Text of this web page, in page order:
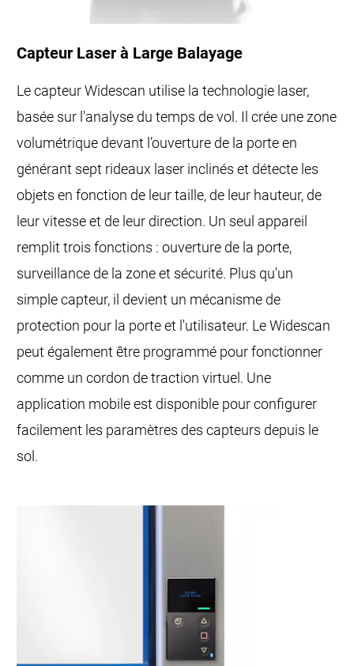
Capteur Laser à Large Balayage
Le capteur Widescan utilise la technologie laser,
basée sur l'analyse du temps de vol. Il crée une zone
volumétrique devant l’ouverture de la porte en
générant sept rideaux laser inclinés et détecte les
objets en fonction de leur taille, de leur hauteur, de
leur vitesse et de leur direction. Un seul appareil
remplit trois fonctions : ouverture de la porte,
surveillance de la zone et sécurité. Plus qu'un
simple capteur, il devient un mécanisme de
protection pour la porte et l'utilisateur. Le Widescan
peut également être programmé pour fonctionner
comme un cordon de traction virtuel. Une
application mobile est disponible pour configurer
facilement les paramètres des capteurs depuis le
sol.